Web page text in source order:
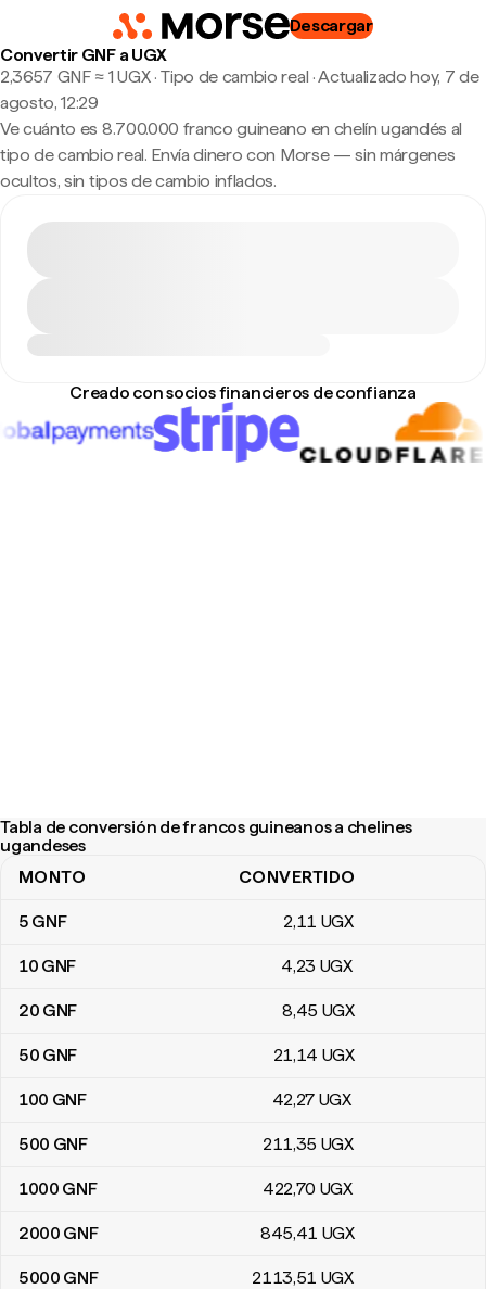
Descargar
Convertir GNF a UGX
2,3657 GNF ≈ 1 UGX · Tipo de cambio real ·Actualizado hoy, 7 de
agosto, 12:29
Ve cuánto es 8.700.000 franco guineano en chelín ugandés al
tipo de cambio real. Envía dinero con Morse — sin márgenes
ocultos, sin tipos de cambio inflados.
Creado con socios financieros de confianza
Tabla de conversión de francos guineanos a chelines
ugandeses
Tabla de conversión de francos guineanos a chelines ugandeses
MONTO CONVERTIDO
5 GNF 2,11 UGX
10 GNF 4,23 UGX
20 GNF 8,45 UGX
50 GNF 21,14 UGX
100 GNF 42,27 UGX
500 GNF 211,35 UGX
1000 GNF 422,70 UGX
2000 GNF 845,41 UGX
5000 GNF 2113,51 UGX